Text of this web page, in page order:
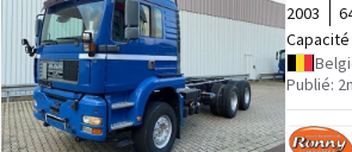
2003
Publié: